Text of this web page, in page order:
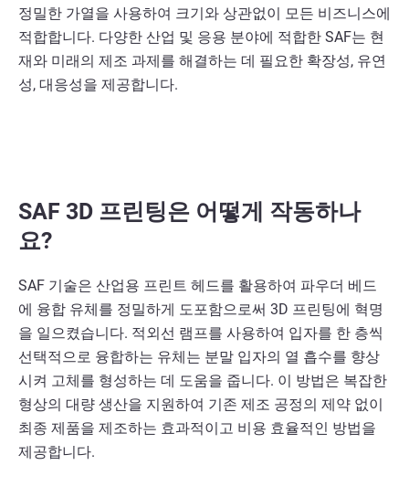
정밀한 가열을 사용하여 크기와 상관없이 모든 비즈니스에
적합합니다. 다양한 산업 및 응용 분야에 적합한 SAF는 현
재와 미래의 제조 과제를 해결하는 데 필요한 확장성, 유연
성, 대응성을 제공합니다.
​​SAF 3D 프린팅은 어떻게 작동하나
요?
SAF 기술은 산업용 프린트 헤드를 활용하여 파우더 베드
에 융합 유체를 정밀하게 도포함으로써 3D 프린팅에 혁명
을 일으켰습니다. 적외선 램프를 사용하여 입자를 한 층씩
선택적으로 융합하는 유체는 분말 입자의 열 흡수를 향상
시켜 고체를 형성하는 데 도움을 줍니다. 이 방법은 복잡한
형상의 대량 생산을 지원하여 기존 제조 공정의 제약 없이
최종 제품을 제조하는 효과적이고 비용 효율적인 방법을
제공합니다.